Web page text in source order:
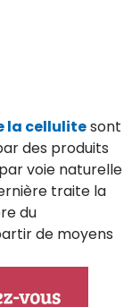
la cellulitesont
des produits
voie naturelle
traite la
du
de moyens